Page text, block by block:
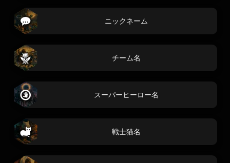
ニックネーム
チーム名
スーパーヒーロー名
戦士猫名